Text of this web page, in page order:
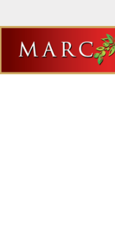
to
content